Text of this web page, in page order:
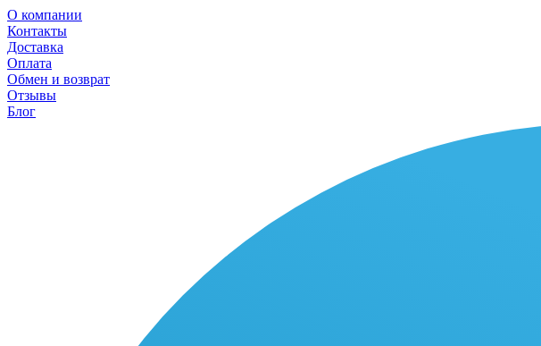
О компании
Контакты
Доставка
Оплата
Обмен и возврат
Отзывы
Блог